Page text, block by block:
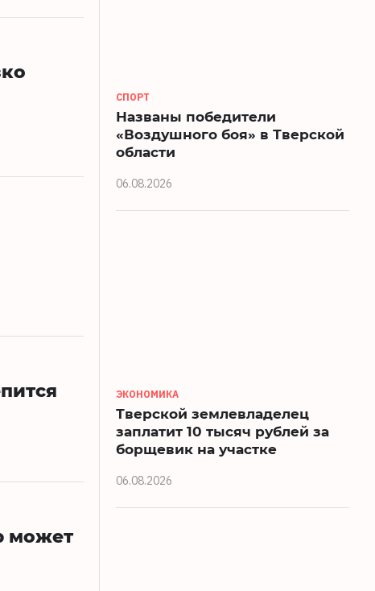
может
СПОРТ
Названы победители
«Воздушного боя» в Тверской
области
06.08.2026
ЭКОНОМИКА
Тверской землевладелец
заплатит 10 тысяч рублей за
борщевик на участке
06.08.2026